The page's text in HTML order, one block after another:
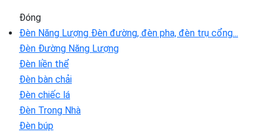
Đóng
Đèn Năng Lượng Đèn đường, đèn pha, đèn trụ cổng...
Đèn Đường Năng Lượng
Đèn liền thể
Đèn bàn chải
Đèn chiếc lá
Đèn Trong Nhà
Đèn búp